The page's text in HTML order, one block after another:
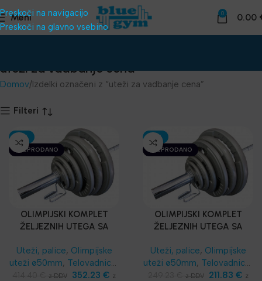
Preskoči na navigacijo
Preskoči na glavno vsebino
Meni 0 0.00
uteži za vadbanje cena
Domov Izdelki označeni z “uteži za vadbanje cena”
Filteri
-15%
RAZPRODANO
OLIMPIJSKI KOMPLET
ŽELJEZNIH UTEGA SA
CM
Uteži, palice, Olimpijske
uteži ø50mm, Telovadnice
Kompleti in seti
z DDV 352.23 € z
-15%
RAZPRODANO
OLIMPIJSKI KOMPLET
ŽELJEZNIH UTEGA SA
CM
Uteži, palice, Olimpijske
uteži ø50mm, Telovadnice
Kompleti in seti
z DDV 211.83 € z